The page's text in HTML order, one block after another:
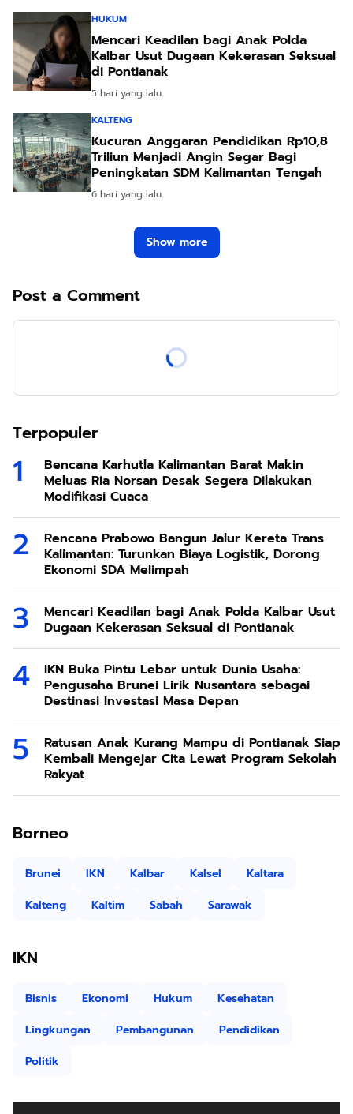
HUKUM
Mencari Keadilan bagi Anak Polda
Kalbar Usut Dugaan Kekerasan Seksual
di Pontianak
5 hari yang lalu
KALTENG
Kucuran Anggaran Pendidikan Rp10,8
Triliun Menjadi Angin Segar Bagi
Peningkatan SDM Kalimantan Tengah
6 hari yang lalu
Show more
Post a Comment
Terpopuler
Bencana Karhutla Kalimantan Barat Makin
Meluas Ria Norsan Desak Segera Dilakukan
Modifikasi Cuaca
Rencana Prabowo Bangun Jalur Kereta Trans
Kalimantan: Turunkan Biaya Logistik, Dorong
Ekonomi SDA Melimpah
Mencari Keadilan bagi Anak Polda Kalbar Usut
Dugaan Kekerasan Seksual di Pontianak
IKN Buka Pintu Lebar untuk Dunia Usaha:
Pengusaha Brunei Lirik Nusantara sebagai
Destinasi Investasi Masa Depan
Ratusan Anak Kurang Mampu di Pontianak Siap
Kembali Mengejar Cita Lewat Program Sekolah
Rakyat
Borneo
Brunei IKN Kalbar Kalsel
Kaltara
Kalteng
Kaltim Sabah Sarawak
IKN
Bisnis Ekonomi Hukum
Kesehatan
Lingkungan
Pembangunan
Pendidikan
Politik